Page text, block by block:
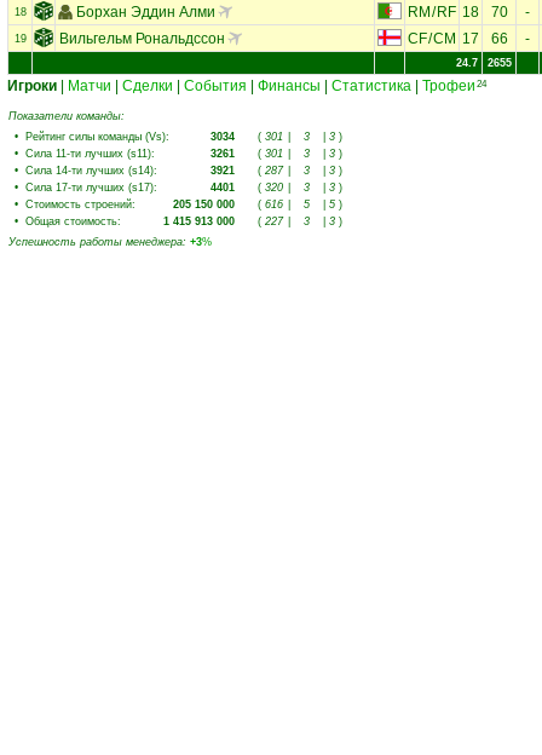
18 Борхан Эддин Алми RM / RF 18 70 -
19 Вильгельм Рональдссон CF/CM 17 66 -
24.7 2655
Игроки Матчи Сделки События Финансы Статистика Трофеи 24
Показатели команды:
• Рейтинг силы команды (Vs): 3034 ( 301 3 3 )
• Сила 11-ти лучших (s11): 3261 ( 301 3 3 )
• Сила 14-ти лучших (s14): 3921 ( 287 3 3 )
• Сила 17-ти лучших (s17): 4401 ( 320 3 3 )
• Стоимость строений: 205 150 000 ( 616 5 5 )
• Общая стоимость: 1 415 913 000 ( 227 3 3 )
Успешность работы менеджера: +3%